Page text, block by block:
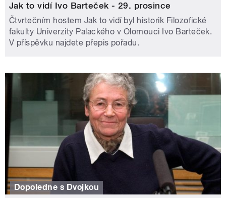
Jak to vidí Ivo Barteček - 29. prosince
Čtvrtečním hostem Jak to vidí byl historik Filozofické
fakulty Univerzity Palackého v Olomouci Ivo Barteček.
V příspěvku najdete přepis pořadu.
Dopoledne s Dvojkou